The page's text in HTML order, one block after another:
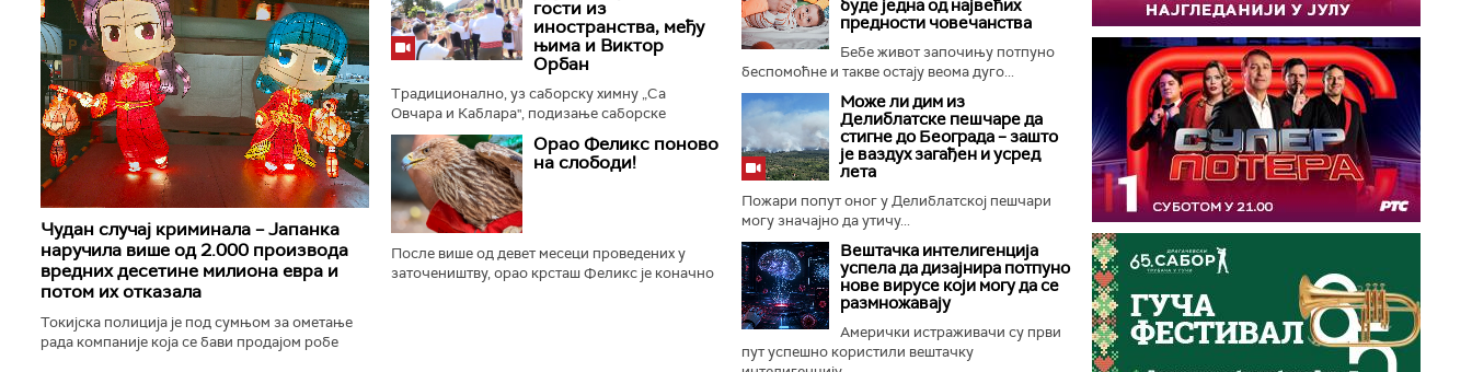
Чудан случај криминала – Јапанка
наручила више од 2.000 производа
вредних десетине милиона евра и
потом их отказала
Токијска полиција је под сумњом за ометање
рада компаније која се бави продајом робе
гости из
иностранства, међу
њима и Виктор
Орбан
Традиционално, уз саборску химну „Са
Овчара и Каблара", подизање саборске
заставе и пуцање прангија крај Споменика
трубачу, у Гучи је отворен 65. Драгачевски...
Орао Феликс поново
на слободи!
После више од девет месеци проведених у
заточеништву, орао крсташ Феликс је коначно
буде једна од највећих
предности човечанства
Бебе живот започињу потпуно
беспомоћне и такве остају веома дуго...
Може ли дим из
Делиблатске пешчаре да
стигне до Београда – зашто
је ваздух загађен и усред
лета
Пожари попут оног у Делиблатској пешчари
могу значајно да утичу...
Вештачка интелигенција
успела да дизајнира потпуно
нове вирусе који могу да се
размножавају
Амерички истраживачи су први
пут успешно користили вештачку